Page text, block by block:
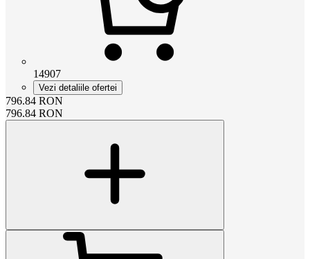
14907
Vezi detaliile ofertei
796.84 RON
796.84 RON